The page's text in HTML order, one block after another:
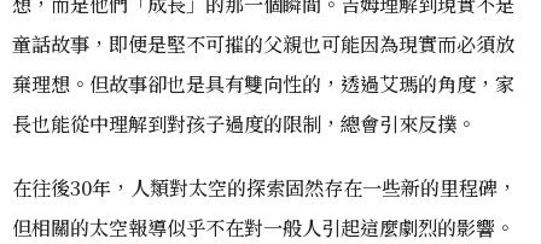
童話故事，即便是堅不可摧的父親也可能因為現實而必須放
棄理想。但故事卻也是具有雙向性的，透過艾瑪的角度，家
長也能從中理解到對孩子過度的限制，總會引來反撲。
在往後30年，人類對太空的探索固然存在一些新的里程碑，
但相關的太空報導似乎不在對一般人引起這麼劇烈的影響。